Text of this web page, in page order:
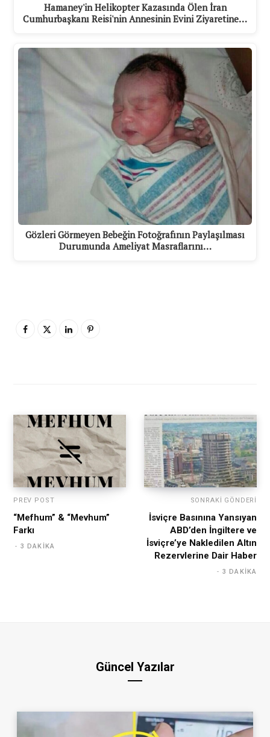
Hamaney'in Helikopter Kazasında Ölen İran
Cumhurbaşkanı Reisi'nin Annesinin Evini Ziyaretine…
Gözleri Görmeyen Bebeğin Fotoğrafının Paylaşılması
Durumunda Ameliyat Masraflarını…
PREV POST
“Mefhum” & “Mevhum”
Farkı
3 DAKIKA
SONRAKI GÖNDERI
İsviçre Basınına Yansıyan
ABD’den İngiltere ve
İsviçre’ye Nakledilen Altın
Rezervlerine Dair Haber
3 DAKIKA
Güncel Yazılar